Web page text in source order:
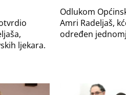
ljekara.
Odlukom
Amri Radeljaš,
određen